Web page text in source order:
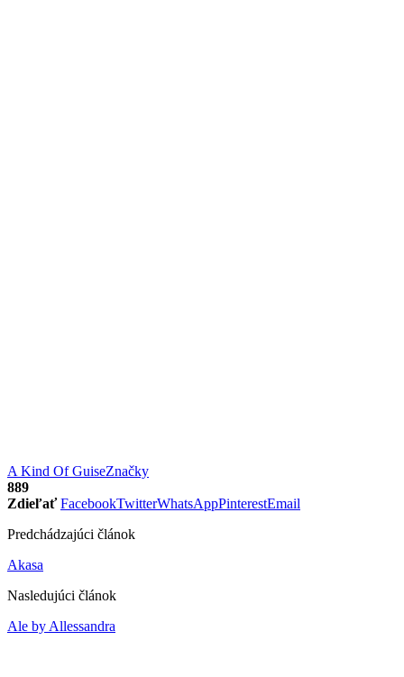
A Kind Of GuiseZnačky
889
Zdieľať FacebookTwitterWhatsAppPinterestEmail
Predchádzajúci článok
Akasa
Nasledujúci článok
Ale by Allessandra